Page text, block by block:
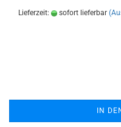
Lieferzeit: sofort lieferbar
IN